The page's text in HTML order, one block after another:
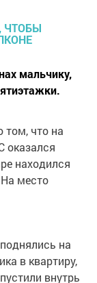
мальчику,
том, что на
оказался
находился
место
на
в квартиру,
внутрь